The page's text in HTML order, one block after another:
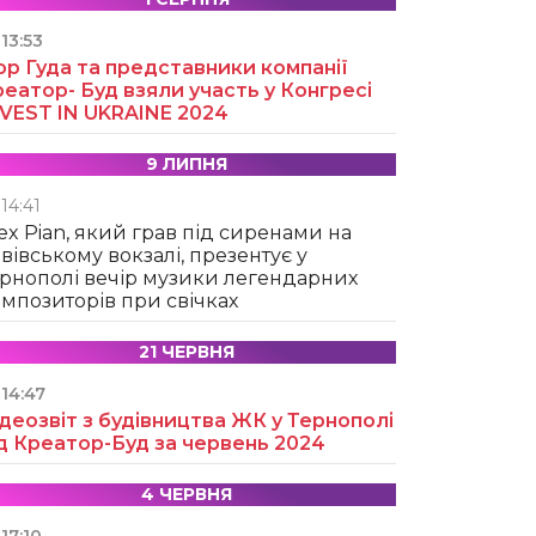
Гуда та представники компанії
Буд взяли участь у Конгресі
IN UKRAINE 2024
9 ЛИПНЯ
Pian, який грав під сиренами на
вокзалі, презентує у
вечір музики легендарних
при свічках
21 ЧЕРВНЯ
з будівництва ЖК у Тернополі
Креатор-Буд за червень 2024
4 ЧЕРВНЯ